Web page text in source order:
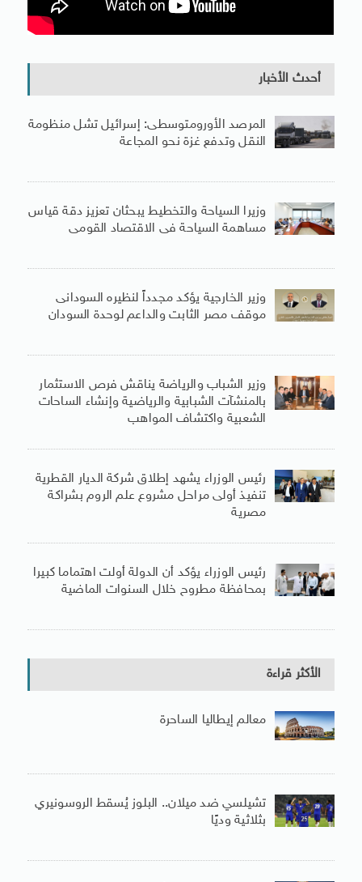
أحدث الأخبار
المرصد الأورومتوسطى: إسرائيل تشل منظومة
النقل وتدفع غزة نحو المجاعة
وزيرا السياحة والتخطيط يبحثان تعزيز دقة قياس
مساهمة السياحة فى الاقتصاد القومى
وزير الخارجية يؤكد مجدداً لنظيره السودانى
موقف مصر الثابت والداعم لوحدة السودان
وزير الشباب والرياضة يناقش فرص الاستثمار
بالمنشآت الشبابية والرياضية وإنشاء الساحات
الشعبية واكتشاف المواهب
رئيس الوزراء يشهد إطلاق شركة الديار القطرية
تنفيذ أولى مراحل مشروع علم الروم بشراكة
مصرية
رئيس الوزراء يؤكد أن الدولة أولت اهتماما كبيرا
بمحافظة مطروح خلال السنوات الماضية
الأكثر قراءة
معالم إيطاليا الساحرة
تشيلسي ضد ميلان.. البلوز يُسقط الروسونيري
بثلاثية وديًا